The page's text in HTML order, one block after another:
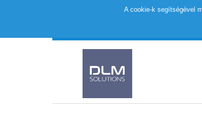
A cookie-k segítségével